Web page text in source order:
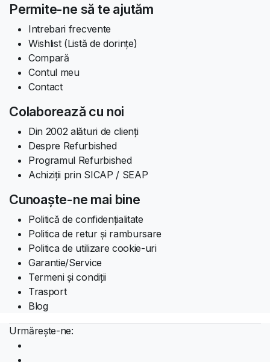
Permite-ne să te ajutăm
Intrebari frecvente
Wishlist (Listă de dorințe)
Compară
Contul meu
Contact
Colaborează cu noi
Din 2002 alături de clienți
Despre Refurbished
Programul Refurbished
Achiziții prin SICAP / SEAP
Cunoaște-ne mai bine
Politică de confidențialitate
Politica de retur și rambursare
Politica de utilizare cookie-uri
Garantie/Service
Termeni și condiții
Trasport
Blog
Urmărește-ne: